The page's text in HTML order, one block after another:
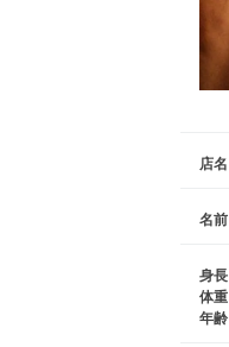
店名
名前
身長
体重
年齢